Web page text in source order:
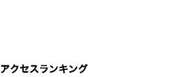
アクセスランキング